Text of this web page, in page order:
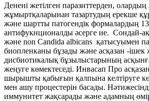
Денені жетілген паразиттерден,
жұмыртқаларынан тазартудың ерекше
және шартты патогендік формалардың 13
антифукнционалды әсерге ие. Сондай-
және non Candida albicans қатысуымен
биопленканы бұзады және асқазан -
дисбиотикалық бұзылыстарының
жеңуге көмектеседі. Инвасап Про
шырышты қабығын қалпына келтіруге
мен ашу процестерін басады.
иммунитет жақсарады және адамның